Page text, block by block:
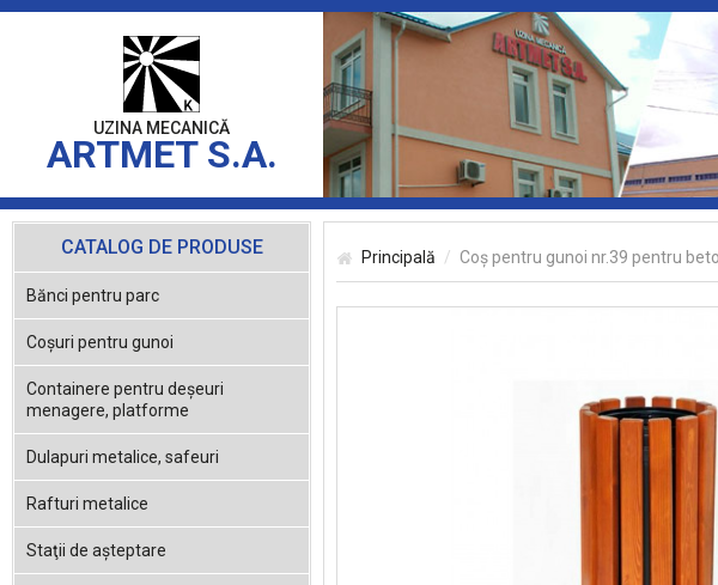
UZINA MECANICĂ
ARTMET S.A.
CATALOG DE PRODUSE
Bănci pentru parc
Coşuri pentru gunoi
Containere pentru deşeuri
menagere, platforme
Dulapuri metalice, safeuri
Rafturi metalice
Staţii de aşteptare
Principală Coș pentru gunoi nr.39 pentru